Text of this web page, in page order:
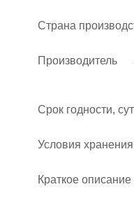
Страна
Производитель
Срок годности,
Условия хранения
Краткое описание